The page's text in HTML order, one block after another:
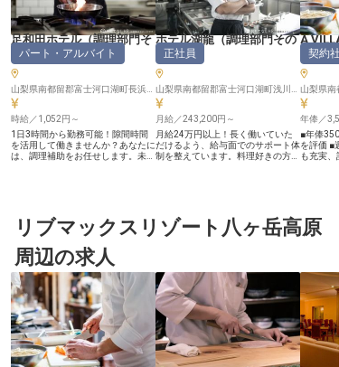
足和田ホテル（調理部門そ
の他）
パート・アルバイト
時給／1,052円～
1日3時間から勤務可能！隙間時間
を活用して働きませんか？あなたに
は、調理補助をお任せします。未経
る大浴場を備えた「足和田ホテ
ル」。食事は、四季折々の地元食材
ングや会席料理を提供しています。
※この求人は2023年8月22日時点の
情報です
ホテル湖龍（調理部門その
他）
正社員
月給／243,200円～
月給24万円以上！長く働いていた
だけるよう、給与面でのサポート体
制を整えています。料理好きの方、
ています。庭園露天風呂や展望露天
風呂など、様々な浴場を完備してい
報です
A
部門そ
契約社
年俸／
■年俸
を評価 ■
も充実
客様の旅
供しま
夕食まで
を振る
食を通じ
客様の
りの喜び
感じられる環
やすさと
アパス
リブマックスリゾート八ヶ岳高原
周辺の求人